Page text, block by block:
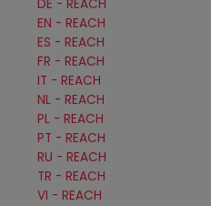
DE - REACH
EN - REACH
ES - REACH
FR - REACH
IT - REACH
NL - REACH
PL - REACH
PT - REACH
RU - REACH
TR - REACH
VI - REACH